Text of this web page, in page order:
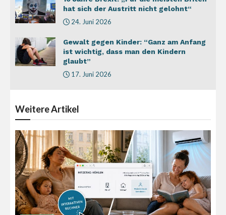
hat sich der Austritt nicht gelohnt“
24. Juni 2026
Gewalt gegen Kinder: “Ganz am Anfang
ist wichtig, dass man den Kindern
glaubt”
17. Juni 2026
WeitereArtikel